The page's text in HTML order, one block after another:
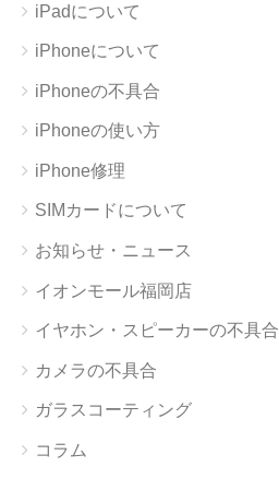
iPadについて
iPhoneについて
iPhoneの不具合
iPhoneの使い方
iPhone修理
SIMカードについて
お知らせ・ニュース
イオンモール福岡店
イヤホン・スピーカーの不具合
カメラの不具合
ガラスコーティング
コラム